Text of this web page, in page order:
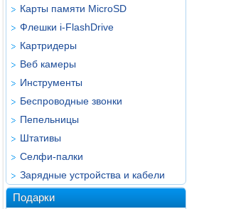
Карты памяти MicroSD
Флешки i-FlashDrive
Картридеры
Веб камеры
Инструменты
Беспроводные звонки
Пепельницы
Штативы
Селфи-палки
Зарядные устройства и кабели
Подарки